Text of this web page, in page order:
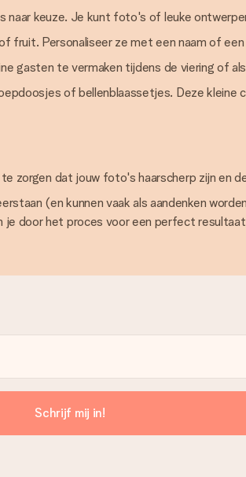
keuze. Je kunt foto's of leuke
Personaliseer ze met een naam of
gasten te vermaken tijdens de viering of
of bellenblaassetjes. Deze
dat jouw foto's haarscherp zijn en
(en kunnen vaak als aandenken
door het proces voor een perfect
Schrijf mij in!